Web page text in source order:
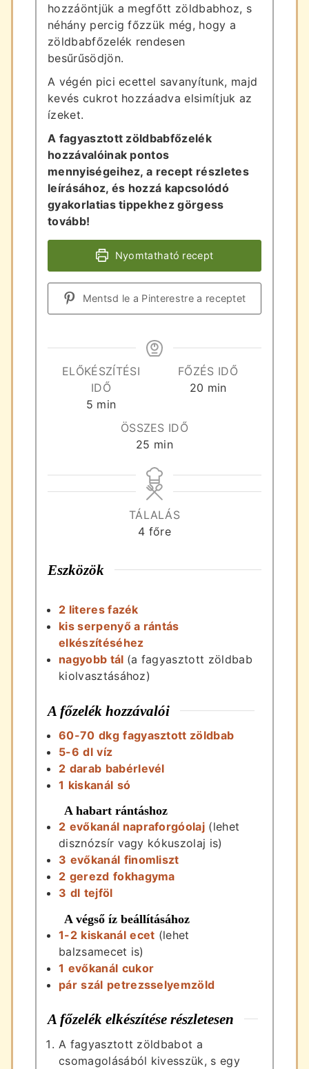
hozzáöntjük a megfőtt zöldbabhoz, s
néhány percig főzzük még, hogy a
zöldbabfőzelék rendesen
besűrűsödjön.
A végén pici ecettel savanyítunk, majd
kevés cukrot hozzáadva elsimítjuk az
ízeket.
A fagyasztott zöldbabfőzelék
hozzávalóinak pontos
mennyiségeihez, a recept részletes
leírásához, és hozzá kapcsolódó
gyakorlatias tippekhez görgess
tovább!
Nyomtatható recept
Mentsd le a Pinterestre a receptet
ELŐKÉSZÍTÉSI
IDŐ
5 perc
min
FŐZÉS IDŐ
20 perc
min
ÖSSZES IDŐ
25 perc
min
TÁLALÁS
4 főre
Eszközök
2 literes fazék
kis serpenyő a rántás
elkészítéséhez
nagyobb tál (a fagyasztott zöldbab
kiolvasztásához)
A főzelék hozzávalói
60-70 dkg fagyasztott zöldbab
5-6 dl víz
2 darab babérlevél
1 kiskanál só
A habart rántáshoz
2 evőkanál napraforgóolaj (lehet
disznózsír vagy kókuszolaj is)
3 evőkanál finomliszt
2 gerezd fokhagyma
3 dl tejföl
A végső íz beállításához
1-2 kiskanál ecet (lehet
balzsamecet is)
1 evőkanál cukor
pár szál petrezsselyemzöld
A főzelék elkészítése részletesen
A fagyasztott zöldbabot a
csomagolásából kivesszük, s egy